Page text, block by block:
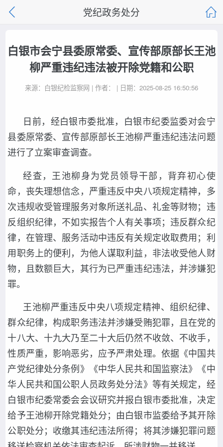
党纪政务处分
白银市会宁县委原常委、宣传部原部长王池
柳严重违纪违法被开除党籍和公职
来源：白银纪检监察网 | 作者： | 日期：2025-08-25 16:50:56
日前，经白银市委批准，白银市纪委监委对会宁
县委原常委、宣传部原部长王池柳严重违纪违法问题
进行了立案审查调查。
经查，王池柳身为党员领导干部，背弃初心使
命，丧失理想信念，严重违反中央八项规定精神，多
次违规收受管理服务对象所送礼品、礼金等财物；违
反组织纪律，不如实报告个人有关事项；违反群众纪
律，在管理、服务活动中违反有关规定收取费用；利
用职务上的便利，为他人谋取利益，非法收受他人财
物，且数额巨大，其行为已严重违纪违法，并涉嫌犯
罪。
王池柳严重违反中央八项规定精神、组织纪律、
群众纪律，构成职务违法并涉嫌受贿犯罪，且在党的
十八大、十九大乃至二十大后仍然不收敛、不收手，
性质严重，影响恶劣，应予严肃处理。依据《中国共
产党纪律处分条例》《中华人民共和国监察法》《中
华人民共和国公职人员政务处分法》等有关规定，经
白银市纪委常委会会议研究并报白银市委批准，决定
给予王池柳开除党籍处分；由白银市监委给予其开除
公职处分；收缴其违纪违法所得；将其涉嫌犯罪问题